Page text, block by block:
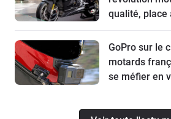
qualité, place
GoPro sur le
motards
se méfier en